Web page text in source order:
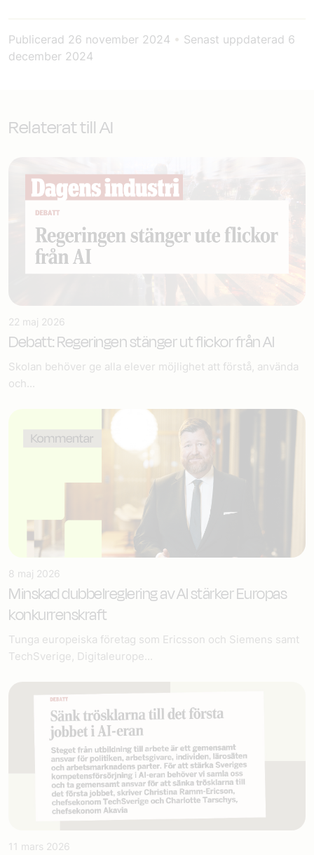
Publicerad 26 november 2024 • Senast uppdaterad 6
december 2024
Relaterat till AI
22 maj 2026
Debatt: Regeringen stänger ut flickor från AI
Skolan behöver ge alla elever möjlighet att förstå, använda
och...
8 maj 2026
Minskad dubbelreglering av AI stärker Europas
konkurrenskraft
Tunga europeiska företag som Ericsson och Siemens samt
TechSverige, Digitaleurope...
11 mars 2026